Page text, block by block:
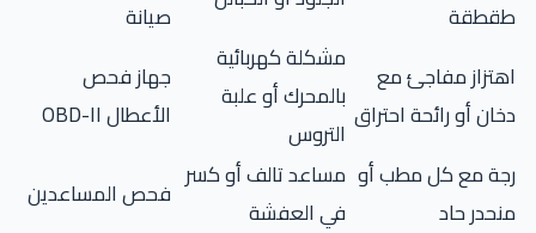
صيانة
مفاجئ مع
أو رائحة احتراق
مشكلة كهربائية
بالمحرك أو علبة
التروس
جهاز فحص
الأعطال OBD-II
مع كل مطب أو
حاد
مساعد تالف أو كسر
في العفشة
فحص المساعدين